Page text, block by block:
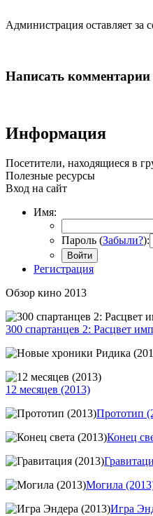
Администрация оставляет
Написать комментарии
Информация
Посетители, находящиеся в
Полезные ресурсы
Вход на сайт
Имя:
Пароль (Забыли?):
Войти
Регистрация
Обзор кино 2013
300 спартанцев 2: Расцвет
12 месяцев (2013)
Прототип
Конец
Могила
Игра